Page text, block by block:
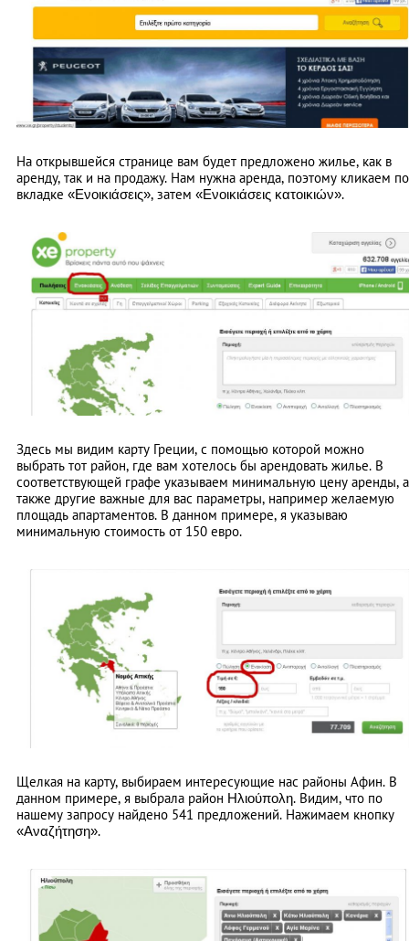
На открывшейся странице вам будет предложено жилье, как в
аренду, так и на продажу. Нам нужна аренда, поэтому кликаем по
вкладке «Ενοικιάσεις», затем «Ενοικιάσεις κατοικιών».
Здесь мы видим карту Греции, с помощью которой можно
выбрать тот район, где вам хотелось бы арендовать жилье. В
соответствующей графе указываем минимальную цену аренды, а
также другие важные для вас параметры, например желаемую
площадь апартаментов. В данном примере, я указываю
минимальную стоимость от 150 евро.
Щелкая на карту, выбираем интересующие нас районы Афин. В
данном примере, я выбрала район Ηλιούπολη. Видим, что по
нашему запросу найдено 541 предложений. Нажимаем кнопку
«Αναζήτηση».